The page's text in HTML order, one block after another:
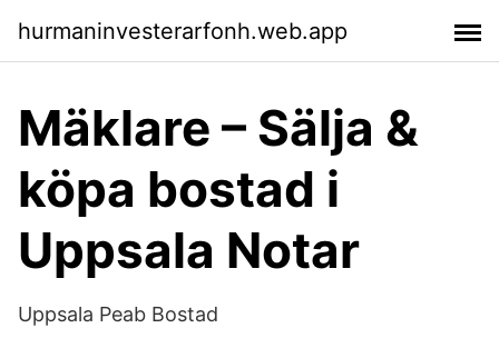
hurmaninvesterarfonh.web.app
Mäklare – Sälja &
köpa bostad i
Uppsala Notar
Uppsala Peab Bostad